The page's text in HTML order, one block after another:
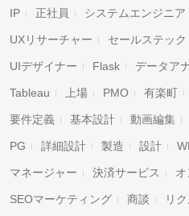
IP 正社員 システムエンジニア
UXリサーチャー セールステック
UIデザイナー Flask データア
Tableau 上場 PMO 有楽町
要件定義 基本設計 動画編集
PG 詳細設計 製造 設計
マネージャー 決済サービス
SEOマーケティング 商談 リ